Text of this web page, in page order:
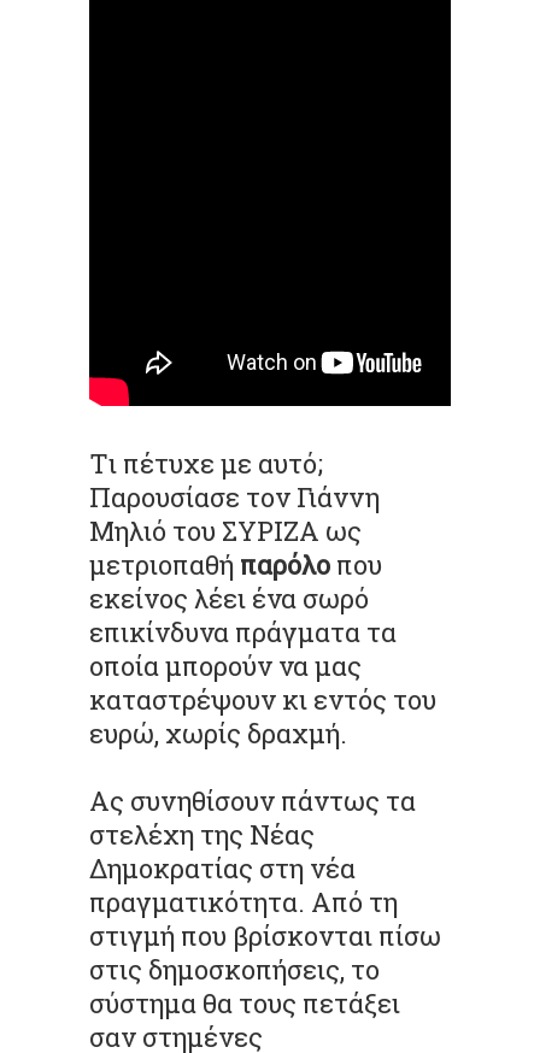
Tι πέτυχε με αυτό;
Παρουσίασε τον Γιάννη
Μηλιό του ΣΥΡΙΖΑ ως
μετριοπαθή παρόλο που
εκείνος λέει ένα σωρό
επικίνδυνα πράγματα τα
οποία μπορούν να μας
καταστρέψουν κι εντός του
ευρώ, χωρίς δραχμή.
Ας συνηθίσουν πάντως τα
στελέχη της Νέας
Δημοκρατίας στη νέα
πραγματικότητα. Από τη
στιγμή που βρίσκονται πίσω
στις δημοσκοπήσεις, το
σύστημα θα τους πετάξει
σαν στημένες